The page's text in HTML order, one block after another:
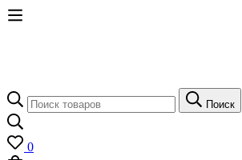
Поиск
по:
Поиск
0